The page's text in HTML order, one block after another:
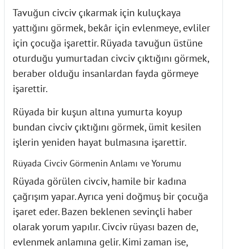
Tavuğun civciv çıkarmak için kuluçkaya
yattığını görmek, bekâr için evlenmeye, evliler
için çocuğa işarettir. Rüyada tavuğun üstüne
oturduğu yumurtadan civciv çıktığını görmek,
beraber olduğu insanlardan fayda görmeye
işarettir.
Rüyada bir kuşun altına yumurta koyup
bundan civciv çıktığını görmek, ümit kesilen
işlerin yeniden hayat bulmasına işarettir.
Rüyada Civciv Görmenin Anlamı ve Yorumu
Rüyada görülen civciv, hamile bir kadına
çağrışım yapar. Ayrıca yeni doğmuş bir çocuğa
işaret eder. Bazen beklenen sevinçli haber
olarak yorum yapılır. Civciv rüyası bazen de,
evlenmek anlamına gelir. Kimi zaman ise,